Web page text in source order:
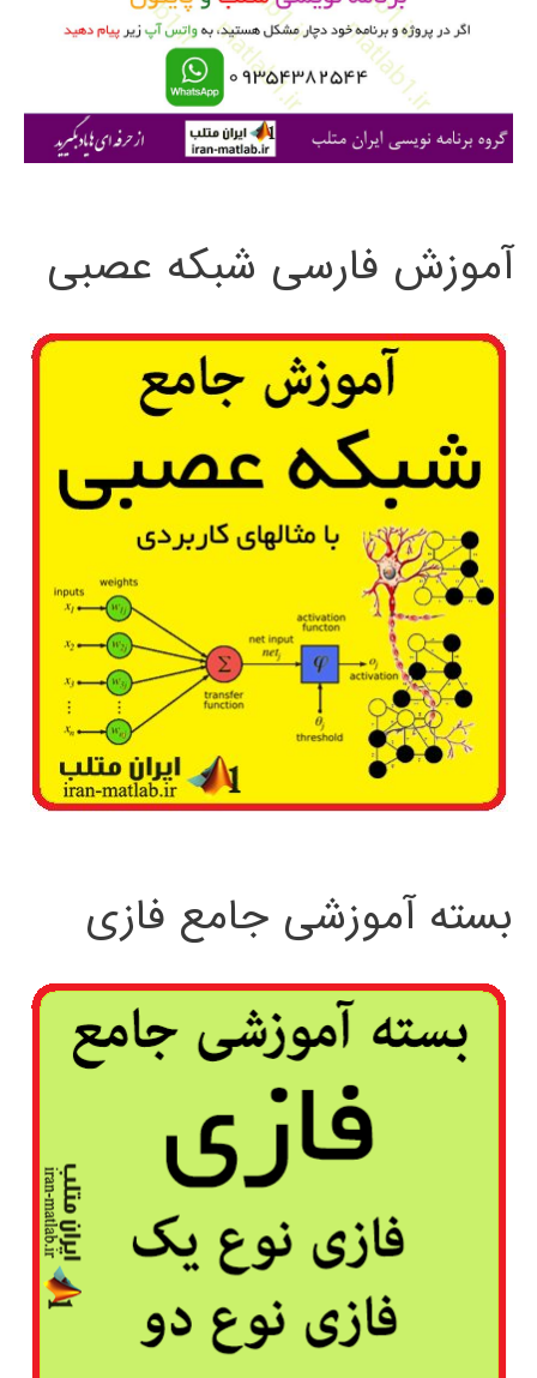
ی
آموزش فارسی شبکه عصبی
بسته آموزشی جامع فازی